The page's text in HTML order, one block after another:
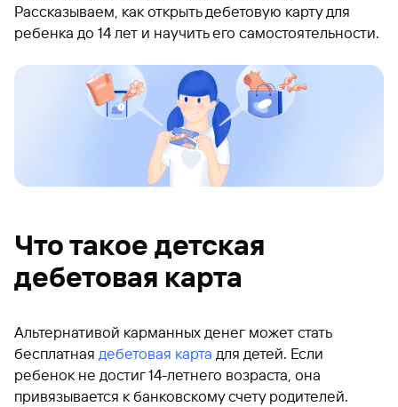
Рассказываем, как открыть дебетовую карту для
ребенка до 14 лет и научить его самостоятельности.
Что такое детская
дебетовая карта
Альтернативой карманных денег может стать
бесплатная дебетовая карта для детей. Если
ребенок не достиг 14-летнего возраста, она
привязывается к банковскому счету родителей.